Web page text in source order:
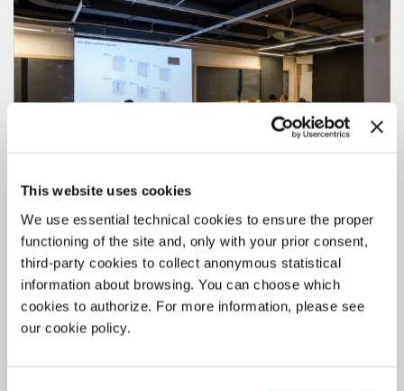
This website uses cookies
We use essential technical cookies to ensure the proper
functioning of the site and, only with your prior consent,
third-party cookies to collect anonymous statistical
information about browsing. You can choose which
cookies to authorize. For more information, please see
our cookie policy.
ARCHITETTURA
19 MAGGIO 2026
BIENNALE COLLEGE ARCHITETTURA